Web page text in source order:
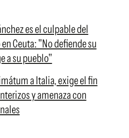
es el culpable del
Ceuta: "No defiende su
a su pueblo"
a Italia, exige el fin
y amenaza con